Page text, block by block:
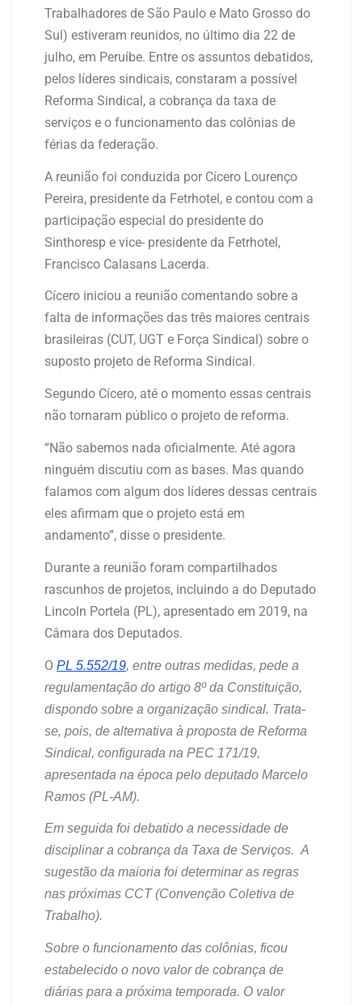
Trabalhadores de São Paulo e Mato Grosso do
Sul) estiveram reunidos, no último dia 22 de
julho, em Peruíbe. Entre os assuntos debatidos,
pelos líderes sindicais, constaram a possível
Reforma Sindical, a cobrança da taxa de
serviços e o funcionamento das colônias de
férias da federação.
A reunião foi conduzida por Cícero Lourenço
Pereira, presidente da Fetrhotel, e contou com a
participação especial do presidente do
Sinthoresp e vice- presidente da Fetrhotel,
Francisco Calasans Lacerda.
Cícero iniciou a reunião comentando sobre a
falta de informações das três maiores centrais
brasileiras (CUT, UGT e Força Sindical) sobre o
suposto projeto de Reforma Sindical.
Segundo Cícero, até o momento essas centrais
não tornaram público o projeto de reforma.
“Não sabemos nada oficialmente. Até agora
ninguém discutiu com as bases. Mas quando
falamos com algum dos líderes dessas centrais
eles afirmam que o projeto está em
andamento”, disse o presidente.
Durante a reunião foram compartilhados
rascunhos de projetos, incluindo a do Deputado
Lincoln Portela (PL), apresentado em 2019, na
Câmara dos Deputados.
O PL 5.552/19, entre outras medidas, pede a
regulamentação do artigo 8º da Constituição,
dispondo sobre a organização sindical. Trata-
se, pois, de alternativa à proposta de Reforma
Sindical, configurada na PEC 171/19,
apresentada na época pelo deputado Marcelo
Ramos (PL-AM).
Em seguida foi debatido a necessidade de
disciplinar a cobrança da Taxa de Serviços. A
sugestão da maioria foi determinar as regras
nas próximas CCT (Convenção Coletiva de
Trabalho).
Sobre o funcionamento das colônias, ficou
estabelecido o novo valor de cobrança de
diárias para a próxima temporada. O valor